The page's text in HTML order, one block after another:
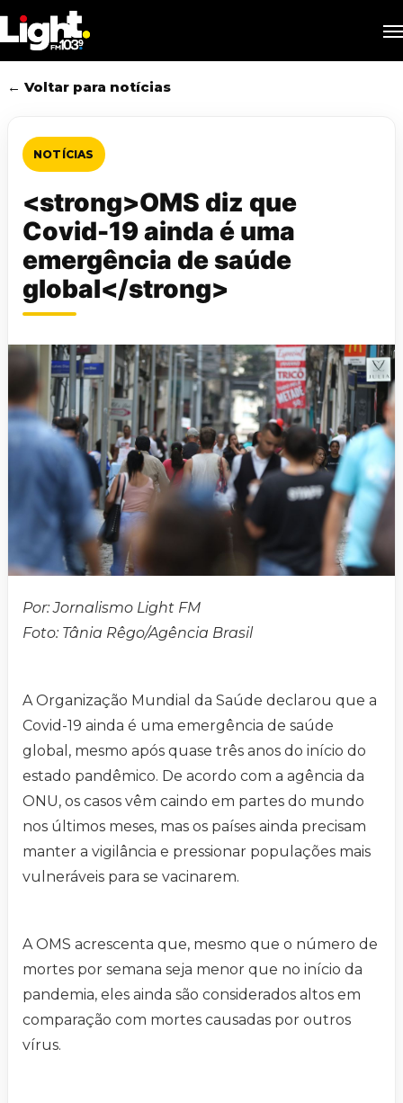
to
main
content
← Voltar para notícias
NOTÍCIAS
<strong>OMS diz que
Covid-19 ainda é uma
emergência de saúde
global</strong>
Por: Jornalismo Light FM
Foto: Tânia Rêgo/Agência Brasil
A Organização Mundial da Saúde declarou que a
Covid-19 ainda é uma emergência de saúde
global, mesmo após quase três anos do início do
estado pandêmico. De acordo com a agência da
ONU, os casos vêm caindo em partes do mundo
nos últimos meses, mas os países ainda precisam
manter a vigilância e pressionar populações mais
vulneráveis para se vacinarem.
A OMS acrescenta que, mesmo que o número de
mortes por semana seja menor que no início da
pandemia, eles ainda são considerados altos em
comparação com mortes causadas por outros
vírus.